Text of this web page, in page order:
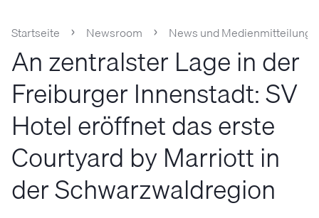
Startseite Newsroom News und
An zentralster Lage in der
Freiburger Innenstadt: SV
Hotel eröffnet das erste
Courtyard by Marriott in
der Schwarzwaldregion